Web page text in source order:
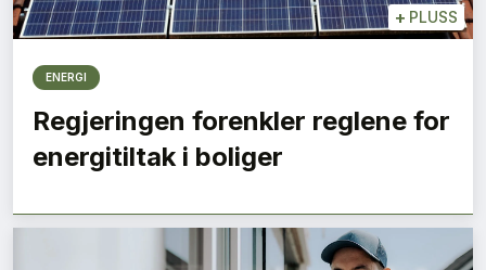
+ PLUSS
ENERGI
Regjeringen forenkler reglene for
energitiltak i boliger